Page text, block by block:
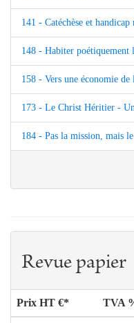
141 - Catéchèse et handicap
148 - Habiter poétiquement
158 - Vers une économie de
173 - Le Christ Héritier -
184 - Pas la mission, mais
Revue papier
Prix HT €* TVA